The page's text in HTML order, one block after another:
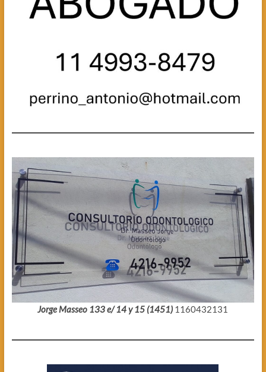
Jorge Masseo 133 e/ 14 y 15 (1451) 1160432131